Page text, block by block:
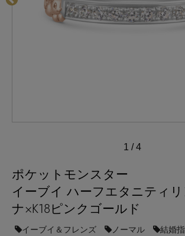
1 /4
ポケットモンスター
イーブイ ハーフエタニティ
ナ×K18ピンクゴールド
イーブイ＆フレンズ ノーマル
結婚